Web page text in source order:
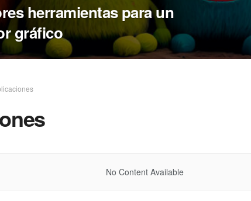
herramientas para un
gráfico
No Content Available